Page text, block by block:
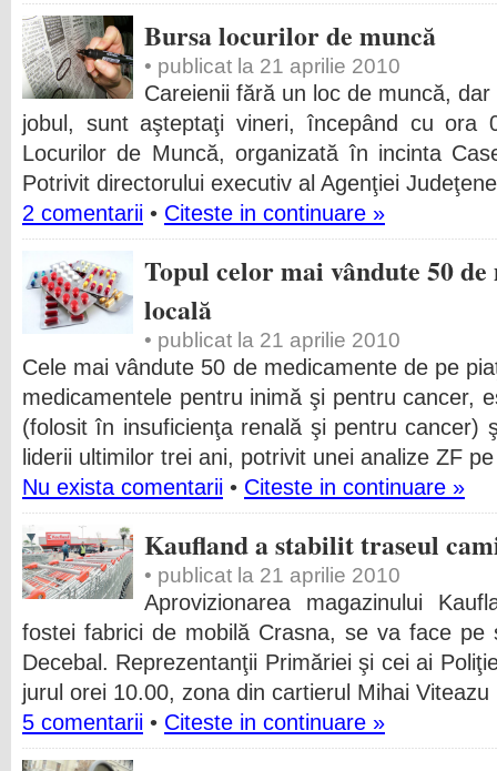
Bursa locurilor de muncă
• publicat la 21 aprilie 2010
Careienii fără un loc de muncă,
jobul, sunt aşteptaţi vineri, începând cu ora
Locurilor de Muncă, organizată în incinta
Potrivit directorului executiv al Agenţiei
2 comentarii • Citeste in continuare »
Topul celor mai vândute 50
locală
• publicat la 21 aprilie 2010
Cele mai vândute 50 de medicamente de pe
medicamentele pentru inimă şi pentru cancer,
(folosit în insuficienţa renală şi pentru cancer)
liderii ultimilor trei ani, potrivit unei analize ZF
Nu exista comentarii • Citeste in continuare »
Kaufland a stabilit traseul
• publicat la 21 aprilie 2010
Aprovizionarea magazinului
fostei fabrici de mobilă Crasna, se va face pe
Decebal. Reprezentanţii Primăriei şi cei ai
jurul orei 10.00, zona din cartierul Mihai
5 comentarii • Citeste in continuare »